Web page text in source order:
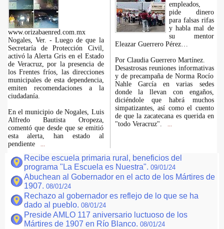
www.orizabaenred.com.mx
Nogales, Ver. - Luego de que la
Secretaría de Protección Civil,
activó la Alerta Gris en el Estado
de Veracruz, por la presencia de
los Frentes fríos, las direcciones
municipales de esta dependencia,
emiten recomendaciones a la
ciudadanía.
En el municipio de Nogales, Luis
Alfredo Bautista Oropeza,
comentó que desde que se emitió
esta alerta, han estado al
pendiente
empleados,
pide dinero
para falsas rifas
y habla mal de
su mentor
Eleazar Guerrero Pérez…
Por Claudia Guerrero Martínez.
Desastrosas reuniones informativas
y de precampaña de Norma Rocío
Nahle García en varias sedes
donde la llevan con engaños,
diciéndole que habrá muchos
simpatizantes, así como el cuento
de que la zacatecana es querida en
"todo Veracruz".
Recibe escuela primaria rural, beneficios del
programa "La Escuela es Nuestra". 09/01/24
Abuchean al Gobernador en el acto de los Mártires de
1907. 08/01/24
Rechazo al gobernador es reflejo de lo que se ha
dado al pueblo. 08/01/24
Preside AMLO 117 aniversario luctuoso de los
Mártires de 1907 en Río Blanco. 08/01/24